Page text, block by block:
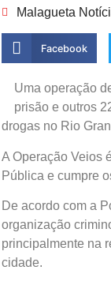
Malagueta
Facebook
Uma operação
prisão e outros
drogas no Rio
A Operação Veios
Pública e cumpre
De acordo com a
organização
principalmente na
cidade.